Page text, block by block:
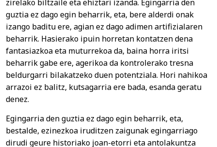
zirelako biltzaile eta ehiztari izanda. Egingarria den
guztia ez dago egin beharrik, eta, bere alderdi onak
izango baditu ere, agian ez dago adimen artifizialaren
beharrik. Hasierako ipuin horretan kontatzen dena
fantasiazkoa eta muturrekoa da, baina horra iritsi
beharrik gabe ere, agerikoa da kontrolerako tresna
beldurgarri bilakatzeko duen potentziala. Hori nahikoa
arrazoi ez balitz, kutsagarria ere bada, esanda geratu
denez.
Egingarria den guztia ez dago egin beharrik, eta,
bestalde, ezinezkoa iruditzen zaigunak egingarriago
dirudi geure historiako joan-etorri eta antolakuntza